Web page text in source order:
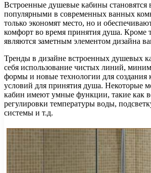
Встроенные душевые кабины становятся
популярными в современных ванных
только экономят место, но и
комфорт во время принятия душа. Кроме
являются заметным элементом дизайна
Тренды в дизайне встроенных душевых
себя использование чистых линий,
формы и новые технологии для создания
условий для принятия душа. Некоторые
кабин имеют умные функции, такие как
регулировки температуры воды,
системы и т.д.